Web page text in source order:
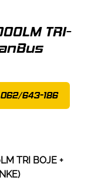
TRI-
062/643-186
TRI BOJE +